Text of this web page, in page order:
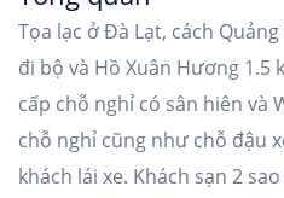
Tọa lạc ở Đà Lạt, cách
đi bộ và Hồ Xuân Hương 1.5
cấp chỗ nghỉ có sân hiên và
chỗ nghỉ cũng như chỗ đậu
khách lái xe. Khách sạn 2